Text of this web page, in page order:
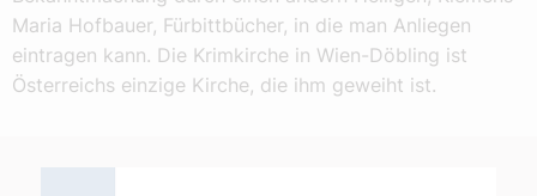
Maria Hofbauer, Fürbittbücher, in die man Anliegen
eintragen kann. Die Krimkirche in Wien-Döbling ist
Österreichs einzige Kirche, die ihm geweiht ist.